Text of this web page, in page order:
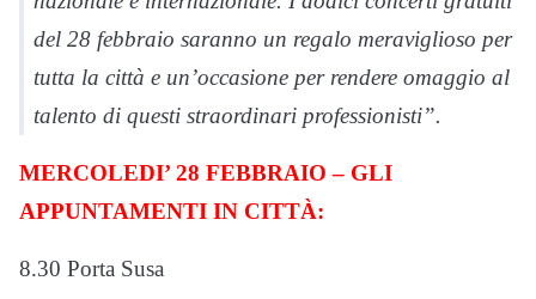
del 28 febbraio saranno un regalo meraviglioso per
tutta la città e un’occasione per rendere omaggio al
talento di questi straordinari professionisti”.
MERCOLEDI’ 28 FEBBRAIO – GLI
APPUNTAMENTI IN CITTÀ:
8.30 Porta Susa